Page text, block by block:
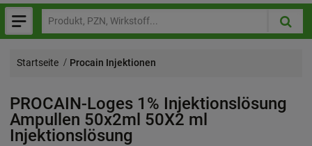
Startseite Procain Injektionen
PROCAIN-Loges 1% Injektionslösung
Ampullen 50x2ml 50X2 ml
Injektionslösung